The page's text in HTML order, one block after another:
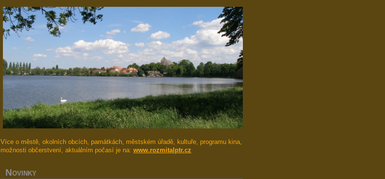
Více o městě, okolních obcích, památkách, městském úřadě, kultuře, programu kina,
možnosti občerstvení, aktuálním počasí je na: www.rozmitalptr.cz
NOVINKY